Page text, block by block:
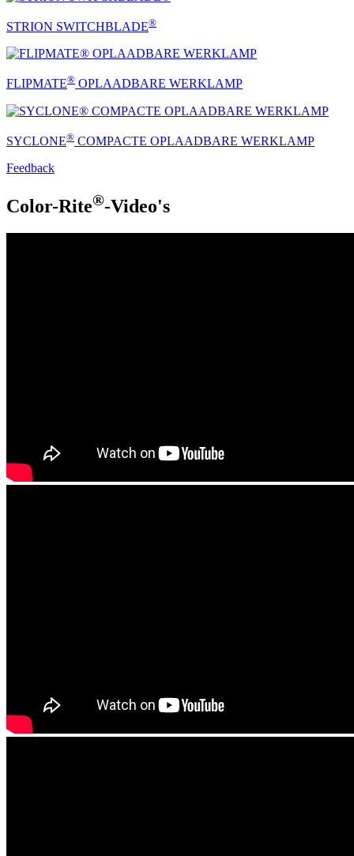
STRION SWITCHBLADE®
FLIPMATE® OPLAADBARE WERKLAMP
SYCLONE® COMPACTE OPLAADBARE WERKLAMP
Feedback
Color-Rite®-Video's